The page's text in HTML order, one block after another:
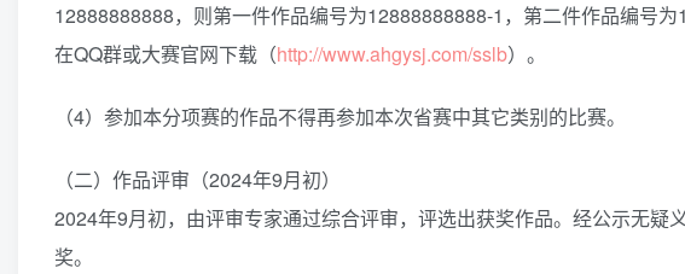
12888888888，则第一件作品编号为12888888888-1，第二件作品编号
在QQ群或大赛官网下载（http://www.ahgysj.com/sslb）。
（4）参加本分项赛的作品不得再参加本次省赛中其它类别的比赛。
（二）作品评审（2024年9月初）
2024年9月初，由评审专家通过综合评审，评选出获奖作品。经公示无
奖。